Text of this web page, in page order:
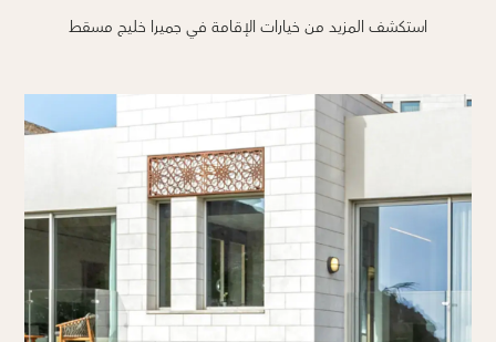
استكشف المزيد من خيارات الإقامة في جميرا خليج مسقط